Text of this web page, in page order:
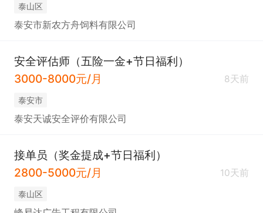
泰山区
泰安市新农方舟饲料有限公司
安全评估师（五险一金+节日福利）
3000-8000元/月
8天前
泰安市
泰安天诚安全评价有限公司
接单员（奖金提成+节日福利）
2800-5000元/月
10天前
泰山区